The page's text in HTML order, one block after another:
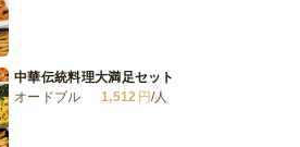
中華伝統料理大満足セット
オードブル
1,512 円/人